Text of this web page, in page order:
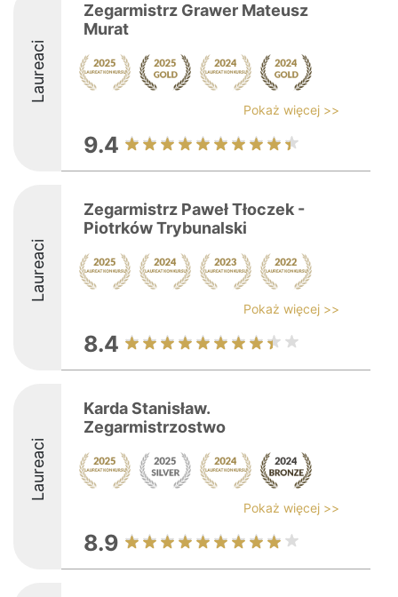
Laureaci
Zegarmistrz Grawer Mateusz
Murat
Pokaż więcej >>
9.4
Laureaci
Zegarmistrz Paweł Tłoczek -
Piotrków Trybunalski
Pokaż więcej >>
8.4
Laureaci
Karda Stanisław.
Zegarmistrzostwo
Pokaż więcej >>
8.9